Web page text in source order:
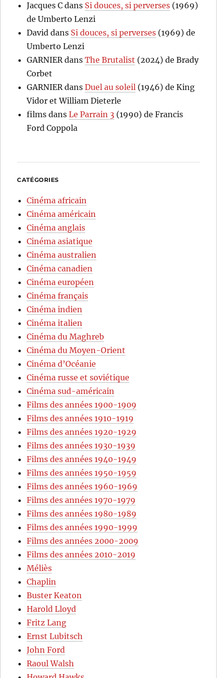
Jacques C dans Si douces, si perverses (1969)
de Umberto Lenzi
David dans Si douces, si perverses (1969) de
Umberto Lenzi
GARNIERdansThe Brutalist (2024) de Brady
Corbet
GARNIERdansDuel au soleil (1946) de King
Vidor et William Dieterle
films dansLe Parrain 3 (1990) de Francis
Ford Coppola
CATÉGORIES
Cinéma africain
Cinéma américain
Cinéma anglais
Cinéma asiatique
Cinéma australien
Cinéma canadien
Cinéma européen
Cinéma français
Cinéma indien
Cinéma italien
Cinéma du Maghreb
Cinéma du Moyen-Orient
Cinéma d’Océanie
Cinéma russe et soviétique
Cinéma sud-américain
Films des années 1900-1909
Films des années 1910-1919
Films des années 1920-1929
Films des années 1930-1939
Films des années 1940-1949
Films des années 1950-1959
Films des années 1960-1969
Films des années 1970-1979
Films des années 1980-1989
Films des années 1990-1999
Films des années 2000-2009
Films des années 2010-2019
Méliès
Chaplin
Buster Keaton
Harold Lloyd
Fritz Lang
Ernst Lubitsch
John Ford
Raoul Walsh